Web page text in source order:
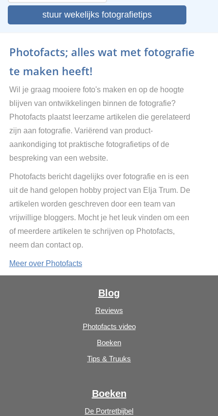
stuur wekelijks fotografietips
Photofacts; alles wat met fotografie
te maken heeft!
Wil je graag mooiere foto's maken en op de hoogte
blijven van ontwikkelingen binnen de fotografie?
Photofacts plaatst leerzame artikelen die gerelateerd
zijn aan fotografie. Variërend van product-
aankondiging tot praktische fotografietips of de
bespreking van een website.
Photofacts bericht dagelijks over fotografie en is een
uit de hand gelopen hobby project van Elja Trum. De
artikelen worden geschreven door een team van
vrijwillige bloggers. Mocht je het leuk vinden om een
of meerdere artikelen te schrijven op Photofacts,
neem dan contact op.
Meer over Photofacts
Blog
Reviews
Photofacts video
Boeken
Tips & Truuks
Boeken
De Portretbijbel